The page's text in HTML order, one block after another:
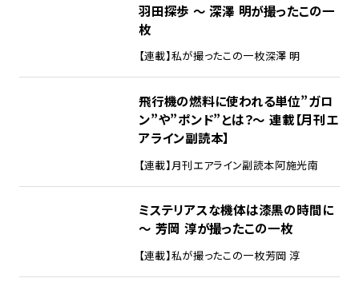
羽田探歩 ～ 深澤 明が撮ったこの一
枚
【連載】私が撮ったこの一枚深澤 明
飛行機の燃料に使われる単位”ガロ
ン”や”ポンド”とは？～ 連載【月刊エ
アライン副読本】
【連載】月刊エアライン副読本阿施光南
ミステリアスな機体は漆黒の時間に
～ 芳岡 淳が撮ったこの一枚
【連載】私が撮ったこの一枚芳岡 淳